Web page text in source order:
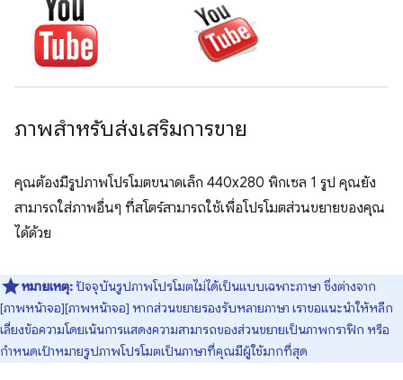
ภาพสำหรับส่งเสริมการขาย
คุณต้องมีรูปภาพโปรโมตขนาดเล็ก 440x280 พิกเซล 1 รูป คุณยัง
สามารถใส่ภาพอื่นๆ ที่สโตร์สามารถใช้เพื่อโปรโมตส่วนขยายของคุณ
ได้ด้วย
หมายเหตุ: ปัจจุบันรูปภาพโปรโมตไม่ได้เป็นแบบเฉพาะภาษา ซึ่งต่างจาก
[ภาพหน้าจอ][ภาพหน้าจอ] หากส่วนขยายรองรับหลายภาษา เราขอแนะนำให้หลีก
เลี่ยงข้อความโดยเน้นการแสดงความสามารถของส่วนขยายเป็นภาพกราฟิก หรือ
กำหนดเป้าหมายรูปภาพโปรโมตเป็นภาษาที่คุณมีผู้ใช้มากที่สุด